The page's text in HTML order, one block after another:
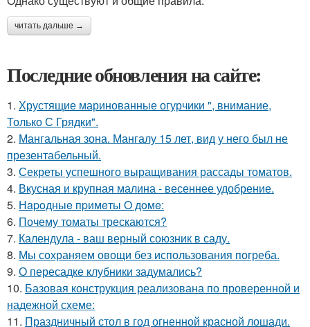
читать дальше →
Последние обновления на сайте:
1. Хрустящие маринованные огурчики ", внимание,
Только С Грядки".
2. Мангальная зона. Мангалу 15 лет, вид у него был не
презентабельный.
3. Секреты успешного выращивания рассады томатов.
4. Вкусная и крупная малина - весеннее удобрение.
5. Нapoдныe пpимeты O дoмe:
6. Почему томаты трескаются?
7. Календула - ваш верный союзник в саду.
8. Мы сохраняем овощи без использования погреба.
9. О пересадке клубники задумались?
10. Базовая конструкция реализована по проверенной и
надежной схеме:
11. Праздничный стол в год огненной красной лошади.